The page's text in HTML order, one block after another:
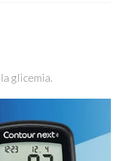
glicemia.